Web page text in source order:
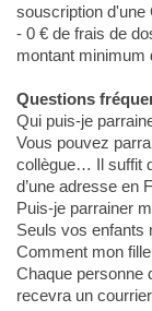
souscription d'une
- 0 € de frais de
montant minimum
Questions
Qui puis-je
Vous pouvez
collègue… Il suffit
d’une adresse en
Puis-je parrainer
Seuls vos enfants
Comment mon
Chaque personne
recevra un